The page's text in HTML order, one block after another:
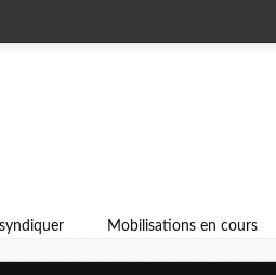
Mobilisations en cours